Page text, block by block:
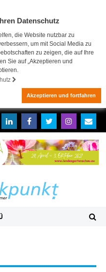
Datenschutz
die Website nutzbar zu
um mit Social Media zu
zu zeigen, die auf Ihre
Sie auf „Akzeptieren und
Akzeptieren und fortfahren